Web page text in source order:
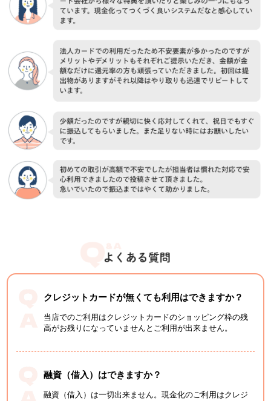
クレジットカードが無くても利用はできますか？
当店でのご利用はクレジットカードのショッピング枠の残
高がお残りになっていませんとご利用が出来ません。
融資（借入）はできますか？
融資（借入）は一切出来ません。現金化のご利用はクレジ